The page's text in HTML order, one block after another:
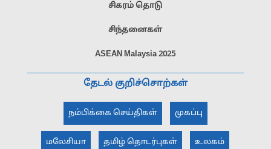
சிகரம் தொடு
சிந்தனைகள்
ASEAN Malaysia 2025
தேடல் குறிச்சொற்கள்
நம்பிக்கை செய்திகள் முகப்பு
மலேசியா தமிழ் தொடர்புகள் உலகம்